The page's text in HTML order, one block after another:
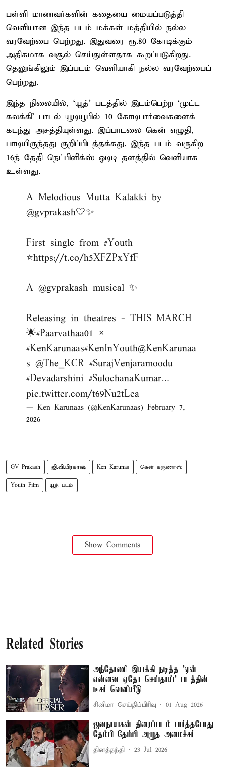
பள்ளி மாணவர்களின் கதையை மையப்படுத்தி
வெளியான இந்த படம் மக்கள் மத்தியில் நல்ல
வரவேற்பை பெற்றது. இதுவரை ரூ.80 கோடிக்கும்
அதிகமாக வசூல் செய்துள்ளதாக கூறப்படுகிறது.
தெலுங்கிலும் இப்படம் வெளியாகி நல்ல வரவேற்பைப்
பெற்றது.
இந்த நிலையில், ‘யூத்’ படத்தில் இடம்பெற்ற ‘முட்ட
கலக்கி’ பாடல் யூடியூபில் 10 கோடிபார்வைகளைக்
கடந்து அசத்தியுள்ளது. இப்பாடலை கென் எழுதி,
பாடியிருந்தது குறிப்பிடத்தக்கது. இந்த படம் வருகிற
16ந் தேதி நெட்பிளிக்ஸ் ஓடிடி தளத்தில் வெளியாக
உள்ளது.
A Melodious Mutta Kalakki by
@gvprakash🤍✨
First single from #Youth
⭐️https://t.co/h5XFZPxYfF
A @gvprakash musical ✨
Releasing in theatres - THIS MARCH
🌟#Paarvathaa01 ×
#KenKarunaas#KenInYouth@KenKarunaa
s @The_KCR #SurajVenjaramoodu
#Devadarshini #SulochanaKumar…
pic.twitter.com/t69Nu2tLea
— Ken Karunaas (@KenKarunaas) February 7,
2026
GV Prakash ஜி.வி.பிரகாஷ் Ken Karunas கென் கருணாஸ்
Youth Film யூத் படம்
Show Comments
Related Stories
அந்தோணி இயக்கி நடித்த 'ஏன்
என்னை ஏதோ செய்தாய்' படத்தின்
டீசர் வெளியீடு
சினிமா செய்திப்பிரிவு 01 Aug 2026
ஜனநாயகன் திரைப்படம் பார்த்தபோது
தேம்பி தேம்பி அழுத அமைச்சர்
தினத்தந்தி 23 Jul 2026